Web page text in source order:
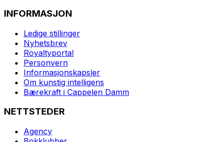
INFORMASJON
Ledige stillinger
Nyhetsbrev
Royaltyportal
Personvern
Informasjonskapsler
Om kunstig intelligens
Bærekraft i Cappelen Damm
NETTSTEDER
Agency